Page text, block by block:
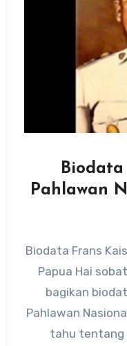
Pahlawan
Biodata Frans
Papua Hai
bagikan
Pahlawan
tahu tentang